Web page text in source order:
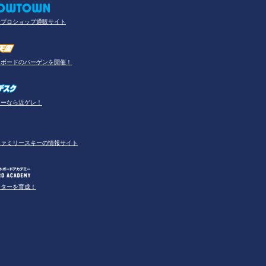
ロショップ通販サイト
ードのバーゲンを開催！
なら近ゲレ！
ミリースキーの情報サイト
ーを育成！